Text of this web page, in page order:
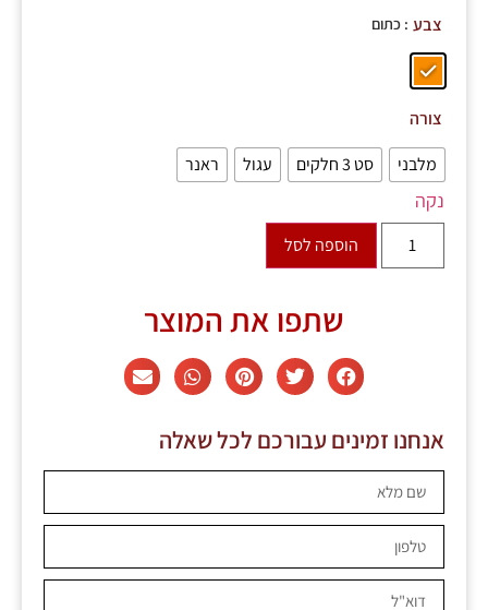
צבע : כתום
צורה
מלבני
סט 3 חלקים עגול ראנר
נקה
הוספה לסל
שתפו את המוצר
אנחנו זמינים עבורכם לכל שאלה